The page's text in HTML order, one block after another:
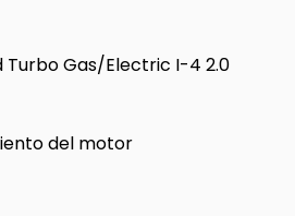
Turbo Gas/Electric I-4 2.0
del motor